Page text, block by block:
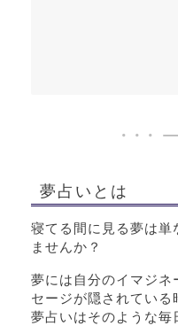
夢占いとは
寝てる間に見る夢は単
ませんか？
夢には自分のイマジネ
セージが隠されている
夢占いはそのような毎